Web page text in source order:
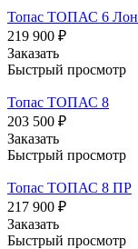
Топас ТОПАС 6
219 900 ₽
Заказать
Быстрый просмотр
Топас ТОПАС 8
203 500 ₽
Заказать
Быстрый просмотр
Топас ТОПАС 8 ПР
217 900 ₽
Заказать
Быстрый просмотр